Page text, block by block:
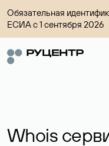
Обязательная
ЕСИА с 1 сентября 2026
Whois